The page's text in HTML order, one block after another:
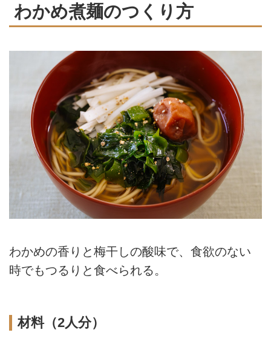
わかめ煮麺のつくり方
わかめの香りと梅干しの酸味で、食欲のない
時でもつるりと食べられる。
材料（2人分）